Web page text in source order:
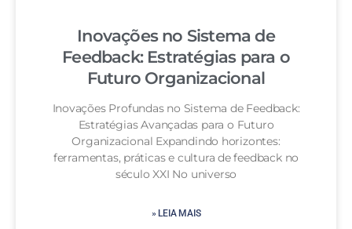
Inovações no Sistema de
Feedback: Estratégias para o
Futuro Organizacional
Inovações Profundas no Sistema de Feedback:
Estratégias Avançadas para o Futuro
Organizacional Expandindo horizontes:
ferramentas, práticas e cultura de feedback no
século XXI No universo
» LEIA MAIS